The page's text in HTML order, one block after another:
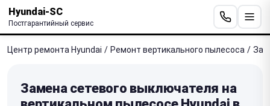
Hyundai-SC
Постгарантийный сервис
Центр ремонта Hyundai / Ремонт вертикального пылесоса /
Замена сетевого выключателя на